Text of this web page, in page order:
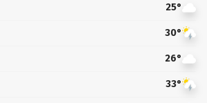
25°
30°
26°
33°